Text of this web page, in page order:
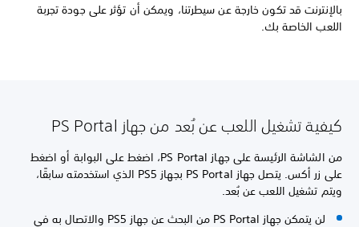
بالإنترنت قد تكون خارجة عن سيطرتنا، ويمكن أن تؤثر على جودة تجربة
اللعب الخاصة بك.
كيفية تشغيل اللعب عن بُعد من جهاز PS Portal
من الشاشة الرئيسة على جهاز PS Portal، اضغط على البوابة أو اضغط
على زر أكس. يتصل جهاز PS Portal بجهاز PS5 الذي استخدمته سابقًا،
ويتم تشغيل اللعب عن بُعد.
لن يتمكن جهاز PS Portal من البحث عن جهاز PS5 والاتصال به في